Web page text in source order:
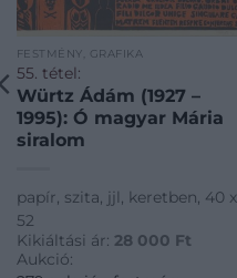
FESTMÉNY, GRAFIKA
55. tétel:
Würtz Ádám (1927 –
1995): Ó magyar Mária
siralom
papír, szita, jjl, keretben, 40 x
52
Kikiáltási ár: 28 000 Ft
Aukció: